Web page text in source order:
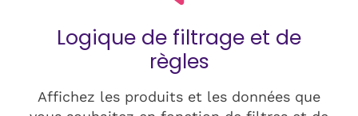
Logique de filtrage et de
règles
Affichez les produits et les données que